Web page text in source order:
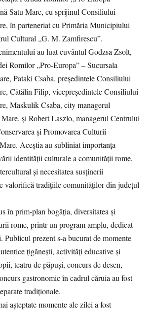
Satu Mare, cu sprijinul Consiliului
în parteneriat cu Primăria Municipiului
Cultural „G. M. Zamfirescu”.
au luat cuvântul Godzsa Zsolt,
Romilor „Pro-Europa” – Sucursala
Pataki Csaba, președintele Consiliului
Cătălin Filip, vicepreședintele Consiliului
Maskulik Csaba, city managerul
și Robert Laszlo, managerul Centrului
și Promovarea Culturii
Aceștia au subliniat importanța
identității culturale a comunității rome,
și necesitatea susținerii
valorifică tradițiile comunităților din județul
în prim-plan bogăția, diversitatea și
rome, printr-un program amplu, dedicat
Publicul prezent s-a bucurat de momente
țigănești, activități educative și
teatru de păpuși, concurs de desen,
gastronomic în cadrul căruia au fost
tradiționale.
așteptate momente ale zilei a fost